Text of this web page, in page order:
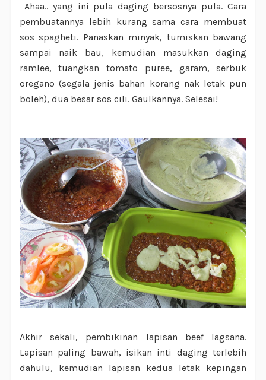
Ahaa.. yang ini pula daging bersosnya pula. Cara
pembuatannya lebih kurang sama cara membuat
sos spagheti. Panaskan minyak, tumiskan bawang
sampai naik bau, kemudian masukkan daging
ramlee, tuangkan tomato puree, garam, serbuk
oregano (segala jenis bahan korang nak letak pun
boleh), dua besar sos cili. Gaulkannya. Selesai!
Akhir sekali, pembikinan lapisan beef lagsana.
Lapisan paling bawah, isikan inti daging terlebih
dahulu, kemudian lapisan kedua letak kepingan